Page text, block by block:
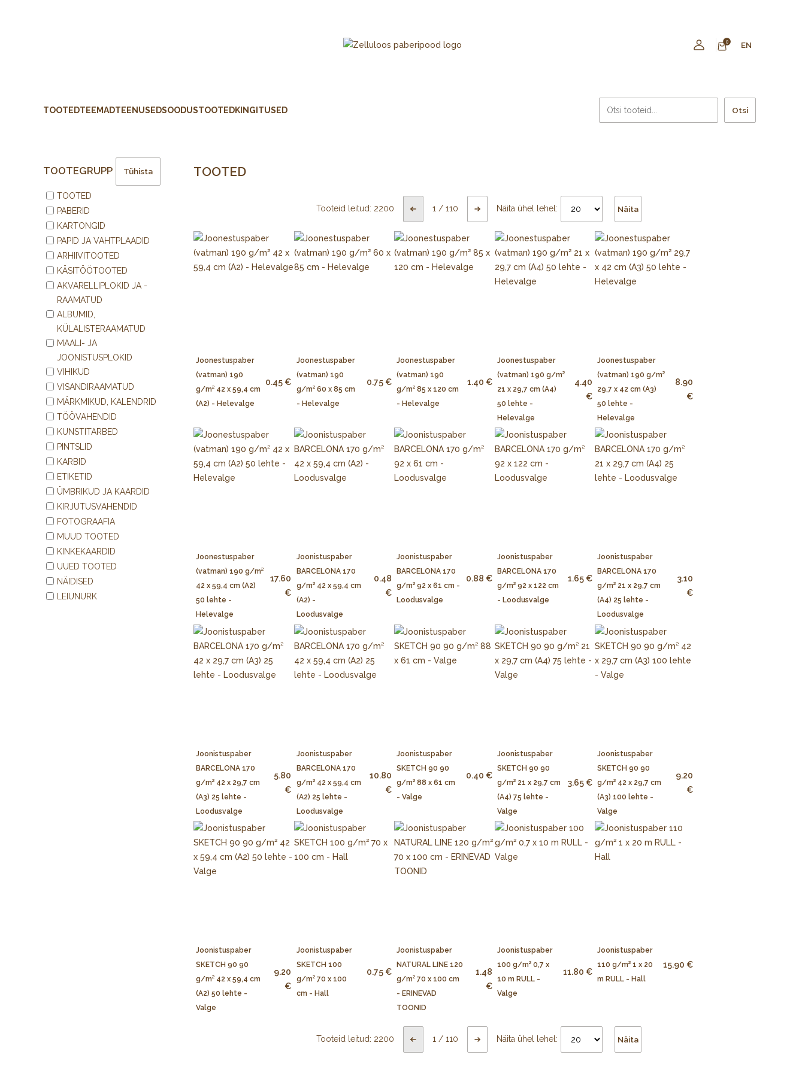
0 EN
TOOTEDTEEMADTEENUSEDSOODUSTOOTEDKINGITUSED Otsi
TOOTEGRUPP Tühista
TOOTED
PABERID
KARTONGID
PAPID JA VAHTPLAADID
ARHIIVITOOTED
KÄSITÖÖTOOTED
AKVARELLIPLOKID JA -
RAAMATUD
ALBUMID,
KÜLALISTERAAMATUD
MAALI- JA
JOONISTUSPLOKID
VIHIKUD
VISANDIRAAMATUD
MÄRKMIKUD, KALENDRID
TÖÖVAHENDID
KUNSTITARBED
PINTSLID
KARBID
ETIKETID
ÜMBRIKUD JA KAARDID
KIRJUTUSVAHENDID
FOTOGRAAFIA
MUUD TOOTED
KINKEKAARDID
UUED TOOTED
NÄIDISED
LEIUNURK
TOOTED
Tooteid leitud: 2200 1 /110 Näita ühel lehel: Näita
Joonestuspaber
(vatman) 190
g/m² 42 x 59,4 cm
(A2) - Helevalge
0.45 €
Joonestuspaber
(vatman) 190
g/m² 60 x 85 cm
- Helevalge
0.75 €
Joonestuspaber
(vatman) 190
g/m² 85 x 120 cm
- Helevalge
1.40 €
Joonestuspaber
(vatman) 190 g/m²
21 x 29,7 cm (A4)
50 lehte -
Helevalge
4.40
€
Joonestuspaber
(vatman) 190 g/m²
29,7 x 42 cm (A3)
50 lehte -
Helevalge
8.90
€
Joonestuspaber
(vatman) 190 g/m²
42 x 59,4 cm (A2)
50 lehte -
Helevalge
17.60
€
Joonistuspaber
BARCELONA 170
g/m² 42 x 59,4 cm
(A2) -
Loodusvalge
0.48
€
Joonistuspaber
BARCELONA 170
g/m² 92 x 61 cm -
Loodusvalge
0.88 €
Joonistuspaber
BARCELONA 170
g/m² 92 x 122 cm
- Loodusvalge
1.65 €
Joonistuspaber
BARCELONA 170
g/m² 21 x 29,7 cm
(A4) 25 lehte -
Loodusvalge
3.10
€
Joonistuspaber
BARCELONA 170
g/m² 42 x 29,7 cm
(A3) 25 lehte -
Loodusvalge
5.80
€
Joonistuspaber
BARCELONA 170
g/m² 42 x 59,4 cm
(A2) 25 lehte -
Loodusvalge
10.80
€
Joonistuspaber
SKETCH 90 90
g/m² 88 x 61 cm
- Valge
0.40 €
Joonistuspaber
SKETCH 90 90
g/m² 21 x 29,7 cm
(A4) 75 lehte -
Valge
3.65 €
Joonistuspaber
SKETCH 90 90
g/m² 42 x 29,7 cm
(A3) 100 lehte -
Valge
9.20
€
Joonistuspaber
SKETCH 90 90
g/m² 42 x 59,4 cm
(A2) 50 lehte -
Valge
9.20
€
Joonistuspaber
SKETCH 100
g/m² 70 x 100
cm - Hall
0.75 €
Joonistuspaber
NATURAL LINE 120
g/m² 70 x 100 cm
- ERINEVAD
TOONID
1.48
€
Joonistuspaber
100 g/m² 0,7 x
10 m RULL -
Valge
11.80 €
Joonistuspaber
110 g/m² 1 x 20
m RULL - Hall
15.90 €
Tooteid leitud: 2200 1 /110 Näita ühel lehel: Näita